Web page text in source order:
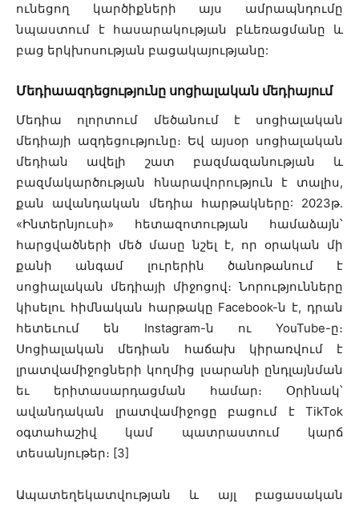
ունեցող կարծիքների այս ամրապնդումը
նպաստում է հասարակության բևեռացմանը և
բաց երկխոսության բացակայությանը:
Մեդիաազդեցությունը սոցիալական մեդիայում
Մեդիա ոլորտում մեծանում է սոցիալական
մեդիայի ազդեցությունը։ Եվ այսօր սոցիալական
մեդիան ավելի շատ բազմազանության և
բազմակարծության հնարավորություն է տալիս,
քան ավանդական մեդիա հարթակները: 2023թ.
«Ինտերնյուսի» հետազոտության համաձայն՝
հարցվածների մեծ մասը նշել է, որ օրական մի
քանի անգամ լուրերին ծանոթանում է
սոցիալական մեդիայի միջոցով։ Նորությունները
կիսելու հիմնական հարթակը Facebook-ն է, դրան
հետեւում են Instagram-ն ու YouTube-ը։
Սոցիալական մեդիան հաճախ կիրառվում է
լրատվամիջոցների կողմից լսարանի ընդլայնման
եւ երիտասարդացման համար։ Օրինակ՝
ավանդական լրատվամիջոցը բացում է TikTok
օգտահաշիվ կամ պատրաստում կարճ
տեսանյութեր։ [3]
Ապատեղեկատվության և այլ բացասական